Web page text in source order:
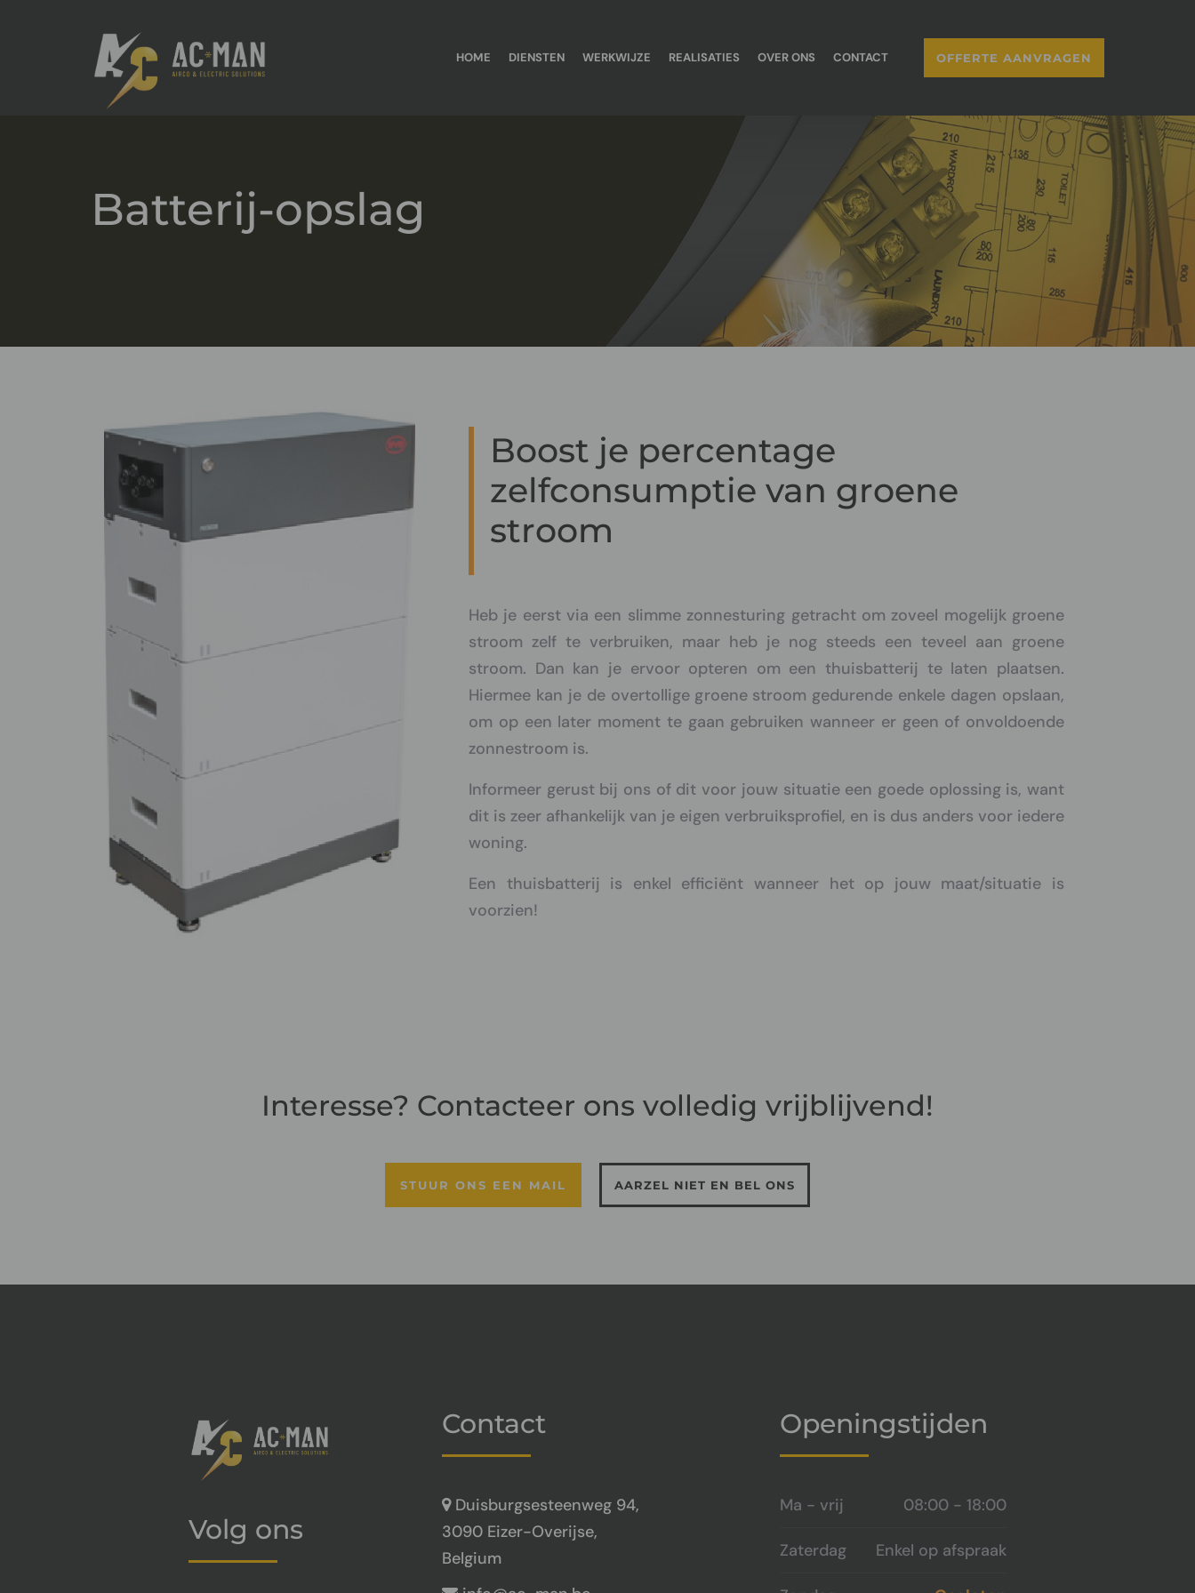
HOME DIENSTEN WERKWIJZE REALISATIES OVER ONS CONTACT OFFERTE AANVRAGEN
Batterij-opslag
Boost je percentage
zelfconsumptie van groene
stroom
Heb je eerst via een slimme zonnesturing getracht om zoveel mogelijk groene
stroom zelf te verbruiken, maar heb je nog steeds een teveel aan groene
stroom. Dan kan je ervoor opteren om een thuisbatterij te laten plaatsen.
Hiermee kan je de overtollige groene stroom gedurende enkele dagen opslaan,
om op een later moment te gaan gebruiken wanneer er geen of onvoldoende
zonnestroom is.
Informeer gerust bij ons of dit voor jouw situatie een goede oplossing is, want
dit is zeer afhankelijk van je eigen verbruiksprofiel, en is dus anders voor iedere
woning.
Een thuisbatterij is enkel efficiënt wanneer het op jouw maat/situatie is
voorzien!
Interesse? Contacteer ons volledig vrijblijvend!
STUUR ONS EEN MAIL AARZEL NIET EN BEL ONS
Volg ons
Contact
Duisburgsesteenweg 94,
3090 Eizer-Overijse,
Belgium
Openingstijden
Ma - vrij 08:00 - 18:00
Zaterdag Enkel op afspraak